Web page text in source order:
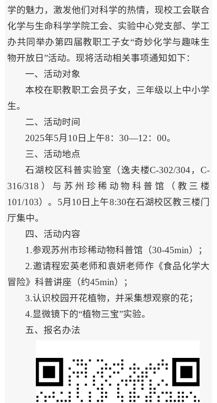
学的魅力，激发他们对科学的热情，现校工会联合
化学与生命科学学院工会、实验中心党支部、学工
办共同举办第四届教职工子女“奇妙化学与趣味生
物开放日”活动。现将活动相关事项通知如下：
一、活动对象
本校在职教职工会员子女，三年级以上中小学
生。
二、活动时间
2025年5月10日上午8：30—12：00。
三、活动地点
石湖校区科普实验室（逸夫楼C-302/304，C-
316/318）与苏州珍稀动物科普馆（教三楼
101/103）。5月10日上午8:30在石湖校区教三楼门
厅集中。
四、活动内容
1.参观苏州市珍稀动物科普馆（30-45min）；
2.邀请程宏英老师和袁妍老师作《食品化学大
冒险》科普讲座（约45min）；
3.认识校园开花植物，并采集想观察的花；
4.显微镜下的“植物三宝”实验。
五、报名办法